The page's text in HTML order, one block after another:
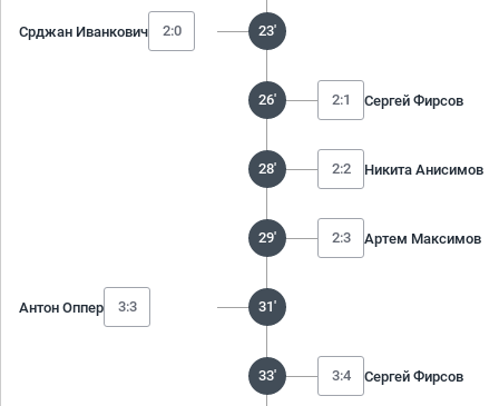
Срджан Иванкович 2:0 23'
26' 2:1 Сергей Фирсов
28' 2:2 Никита Анисимов
29' 2:3 Артем Максимов
Антон Оппер 3:3 31'
33' 3:4 Сергей Фирсов